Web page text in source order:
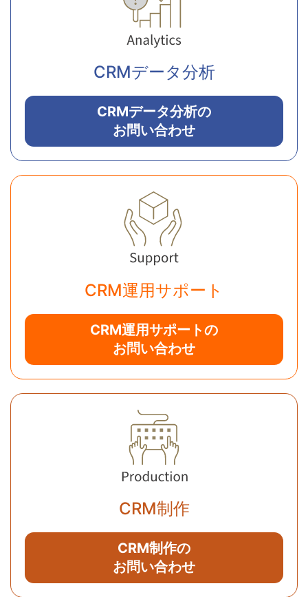
CRMデータ分析
CRMデータ分析の
お問い合わせ
CRM運用サポート
CRM運用サポートの
お問い合わせ
CRM制作
CRM制作の
お問い合わせ